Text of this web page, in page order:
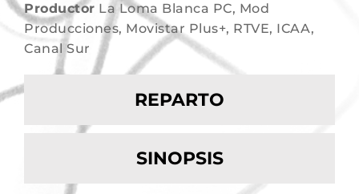
Productor La Loma Blanca PC, Mod
Producciones, Movistar Plus+, RTVE, ICAA,
Canal Sur
REPARTO
SINOPSIS